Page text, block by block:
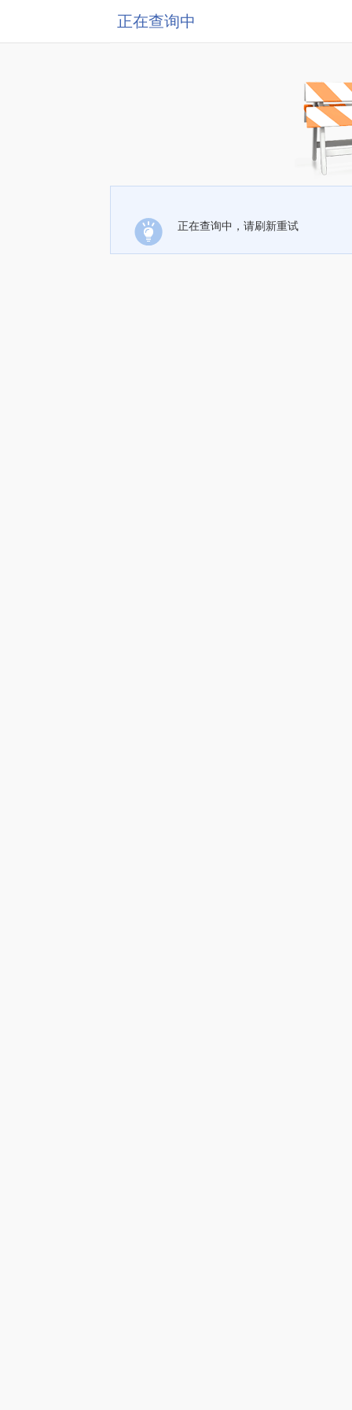
正在查询中
正在查询中，请刷新重试